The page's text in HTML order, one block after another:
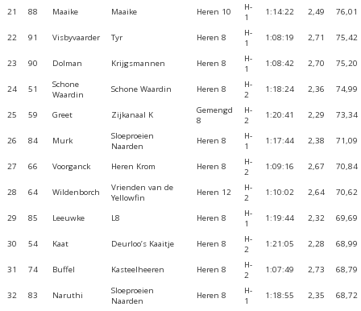
21 88 Maaike Maaike Heren 10
H-
1
1:14:22 2,49 76,01
22 91 Visbyvaarder Tyr Heren 8
H-
1
1:08:19 2,71 75,42
23 90 Dolman Krijgsmannen Heren 8
H-
1
1:08:42 2,70 75,20
24 51
Schone
Waardin
Schone Waardin Heren 8
H-
2
1:18:24 2,36 74,99
25 59 Greet Zijkanaal K
Gemengd
8
H-
2
1:20:41 2,29 73,34
26 84 Murk
Sloeproeien
Naarden
Heren 8
H-
1
1:17:44 2,38 71,09
27 66 Voorganck Heren Krom Heren 8
H-
2
1:09:16 2,67 70,84
28 64 Wildenborch
Vrienden van de
Yellowfin
Heren 12
H-
2
1:10:02 2,64 70,62
29 85 Leeuwke L8 Heren 8
H-
1
1:19:44 2,32 69,69
30 54 Kaat Deurloo’s Kaaitje Heren 8
H-
2
1:21:05 2,28 68,99
31 74 Buffel Kasteelheeren Heren 8
H-
2
1:07:49 2,73 68,79
32 83 Naruthi
Sloeproeien
Naarden
Heren 8
H-
1
1:18:55 2,35 68,72